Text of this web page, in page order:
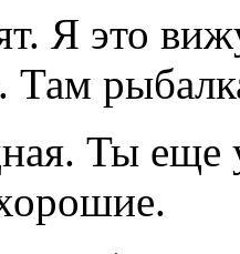
Я это
Там
Ты еще